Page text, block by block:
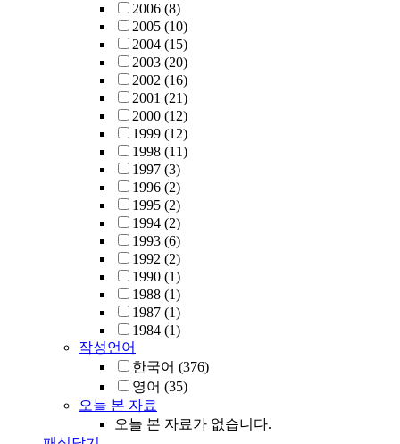
2006 (8)
2005 (10)
2004 (15)
2003 (20)
2002 (16)
2001 (21)
2000 (12)
1999 (12)
1998 (11)
1997 (3)
1996 (2)
1995 (2)
1994 (2)
1993 (6)
1992 (2)
1990 (1)
1988 (1)
1987 (1)
1984 (1)
작성언어
한국어 (376)
영어 (35)
오늘 본 자료
오늘 본 자료가 없습니다.